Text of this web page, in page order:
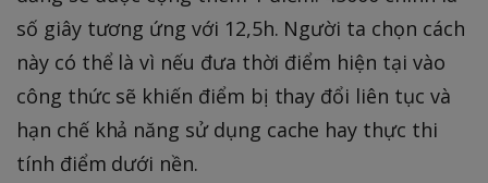
8
0
0
=
2
0
}
=
0.
4
8
7
7
2
0
6
8
4
5
0
0
0
0
-
1
5
0
0
0
0
}
số giây tương ứng với 12,5h. Người ta chọn cách
này có thể là vì nếu đưa thời điểm hiện tại vào
công thức sẽ khiến điểm bị thay đổi liên tục và
hạn chế khả năng sử dụng cache hay thực thi
tính điểm dưới nền.